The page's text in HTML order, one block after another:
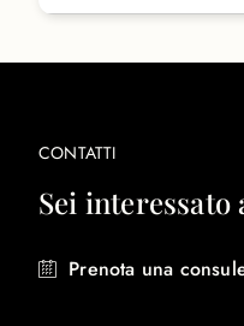
CONTATTI
Sei interessato
Prenota una